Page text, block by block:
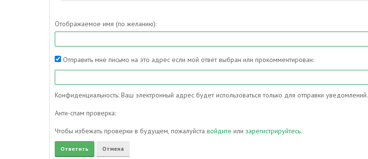
Отображаемое имя (по желанию):
Отправить мне письмо на это адрес если мой ответ выбран или прокомментирован:
Конфиденциальность: Ваш электронный адрес будет использоваться только для отправки уведомлений.
Анти-спам проверка:
Чтобы избежать проверки в будущем, пожалуйста войдите или зарегистрируйтесь.